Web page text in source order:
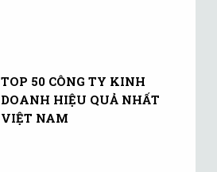
TOP 50 CÔNG TY KINH
DOANH HIỆU QUẢ NHẤT
VIỆT NAM